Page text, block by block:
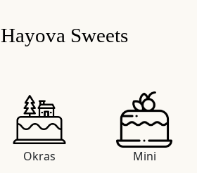
Hayova Sweets
Okras Mini